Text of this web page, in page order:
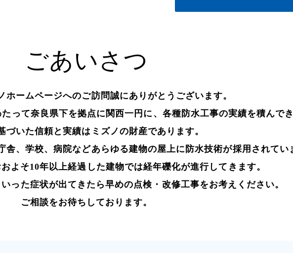
ごあいさつ
ホームページへのご訪問誠にありがとうございます。
って奈良県下を拠点に関西一円に、各種防水工事の実績を積んでき
づいた信頼と実績は ミズノの財産であります。
舎、学校、病院などあらゆる建物の屋上に防水技術が採用されてい
よそ10年以上経過した建物では経年礫化が進行してきます。
った症状が出てきたら早めの点検・改修工事をお考えください。
ご相談をお待ちしております。